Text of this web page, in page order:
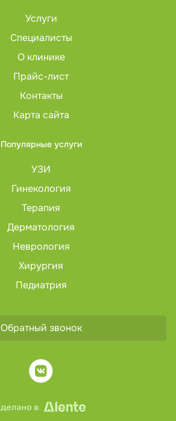
Услуги
Специалисты
О клинике
Прайс-лист
Контакты
Карта сайта
Популярные услуги
УЗИ
Гинекология
Терапия
Дерматология
Неврология
Хирургия
Педиатрия
Обратный звонок